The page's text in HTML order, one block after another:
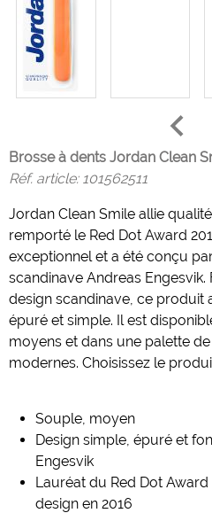
Brosse à dents Jordan Clean
Réf. article: 101562511
Jordan Clean Smile allie
remporté le Red Dot Award
exceptionnel et a été conçu
scandinave Andreas
design scandinave, ce produit
épuré et simple. Il est
moyens et dans une palette
modernes. Choisissez le
Souple, moyen
Design simple, épuré et
Engesvik
Lauréat du Red Dot
design en 2016